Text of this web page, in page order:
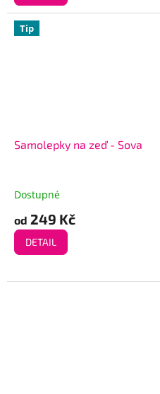
Tip
Samolepky na zeď - Sova
Dostupné
od 249 Kč
DETAIL